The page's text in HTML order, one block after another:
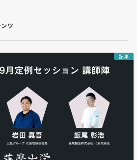
外学生獲得へ“攻めの戦略”を表明
学長が再選され、記者会見で2期目
化が進む中、東南アジア・インド・
な留学生を積極的に受け入れるた
攻め」の戦略を進める方針を示し
ツ
記事